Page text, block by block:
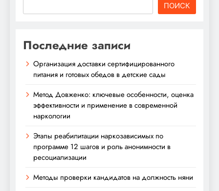
ПОИСК
Последние записи
Организация доставки сертифицированного
питания и готовых обедов в детские сады
Метод Довженко: ключевые особенности, оценка
эффективности и применение в современной
наркологии
Этапы реабилитации наркозависимых по
программе 12 шагов и роль анонимности в
ресоциализации
Методы проверки кандидатов на должность няни